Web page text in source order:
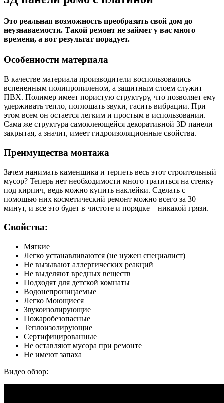
Это реальная возможность преобразить свой дом до
неузнаваемости. Такой ремонт не займет у вас много
времени, а вот результат порадует.
Особенности материала
В качестве материала производители воспользовались
вспененным полипропиленом, а защитным слоем служит
ПВХ. Полимер имеет пористую структуру, что позволяет ему
удерживать тепло, поглощать звуки, гасить вибрации. При
этом всем он остается легким и простым в использовании.
Сама же структура самоклеющейся декоративной 3D панели
закрытая, а значит, имеет гидроизоляционные свойства.
Преимущества монтажа
Зачем нанимать каменщика и терпеть весь этот строительный
мусор? Теперь нет необходимости много тратиться на стенку
под кирпич, ведь можно купить наклейки. Сделать с
помощью них косметический ремонт можно всего за 30
минут, и все это будет в чистоте и порядке – никакой грязи.
Свойства:
Мягкие
Легко устанавливаются (не нужен специалист)
Не вызывают аллергических реакций
Не выделяют вредных веществ
Подходят для детской комнаты
Водонепроницаемые
Легко Моющиеся
Звукоизолирующие
Пожаробезопасные
Теплоизолирующие
Сертифицированные
Не оставляют мусора при ремонте
Не имеют запаха
Видео обзор: